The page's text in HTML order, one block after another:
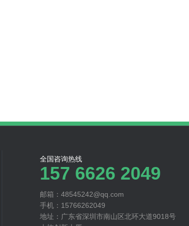
全国咨询热线
157 6626 2049
邮箱：48545242@qq.com
手机：15766262049
地址：广东省深圳市南山区北环大道9018号